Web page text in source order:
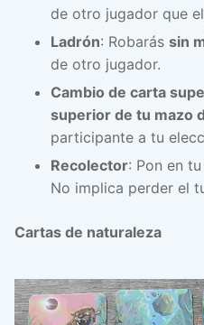
de otro jugador que
Ladrón: Robarás sin
de otro jugador.
Cambio de carta
superior de tu mazo
participante a tu
Recolector: Pon en
No implica perder el
Cartas de naturaleza